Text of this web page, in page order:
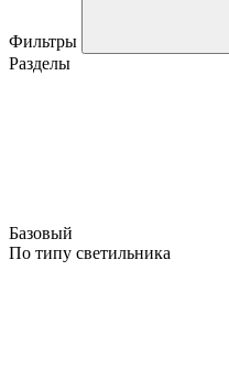
Фильтры
Разделы
Базовый
По типу светильника